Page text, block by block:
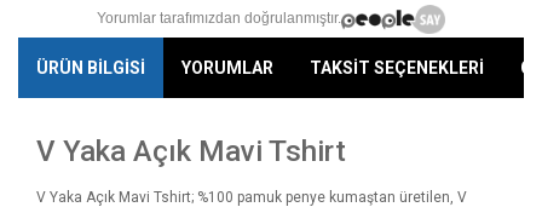
Yorumlar tarafımızdan doğrulanmıştır.
ÜRÜN BİLGİSİ YORUMLAR TAKSİT SEÇENEKLERİ
V Yaka Açık Mavi Tshirt
V Yaka Açık Mavi Tshirt; %100 pamuk penye kumaştan üretilen, V